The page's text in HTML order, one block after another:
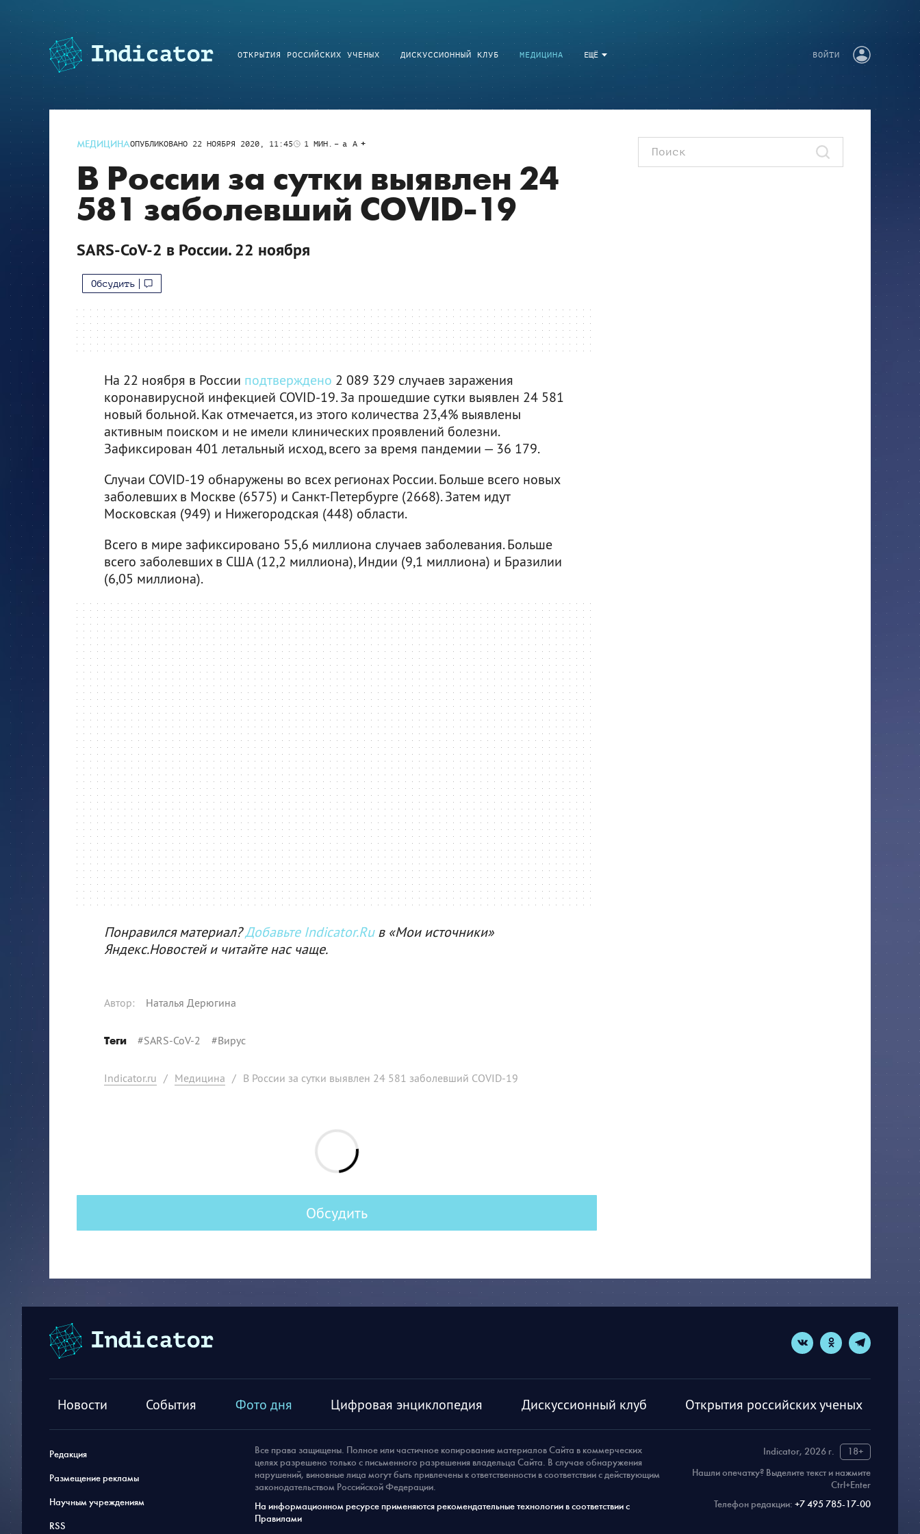
ЕЩЁ
ОТКРЫТИЯ РОССИЙСКИХ УЧЕНЫХ ДИСКУССИОННЫЙ КЛУБ МЕДИЦИНА ВОЙТИ
МЕДИЦИНАОПУБЛИКОВАНО 22 НОЯБРЯ 2020, 11:45 1 МИН. a A
В России за сутки выявлен 24
581 заболевший COVID-19
SARS-CoV-2 в России. 22 ноября
Обсудить
На 22 ноября в России подтверждено 2 089 329 случаев заражения
коронавирусной инфекцией COVID-19. За прошедшие сутки выявлен 24 581
новый больной. Как отмечается, из этого количества 23,4% выявлены
активным поиском и не имели клинических проявлений болезни.
Зафиксирован 401 летальный исход, всего за время пандемии — 36 179.
Случаи COVID-19 обнаружены во всех регионах России. Больше всего новых
заболевших в Москве (6575) и Санкт-Петербурге (2668). Затем идут
Московская (949) и Нижегородская (448) области.
Всего в мире зафиксировано 55,6 миллиона случаев заболевания. Больше
всего заболевших в США (12,2 миллиона), Индии (9,1 миллиона) и Бразилии
(6,05 миллиона).
Понравился материал?Добавьте Indicator.Ruв «Мои источники»
Яндекс.Новостей и читайте нас чаще.
Автор: Наталья Дерюгина
Теги #SARS-CoV-2 #Вирус
Indicator.ru / Медицина / В России за сутки выявлен 24 581 заболевший COVID-19
Обсудить
Новости События Фото дня Цифровая энциклопедия Дискуссионный клуб Открытия российских ученых
Редакция
Размещение рекламы
Научным учреждениям
RSS
Indicator, 2026 г.
18+
Нашли опечатку? Выделите текст и нажмите
Ctrl+Enter
Телефон редакции: +7 495 785-17-00
Все права защищены. Полное или частичное копирование материалов Сайта в коммерческих
целях разрешено только с письменного разрешения владельца Сайта. В случае обнаружения
нарушений, виновные лица могут быть привлечены к ответственности в соответствии с действующим
законодательством Российской Федерации.
На информационном ресурсе применяются рекомендательные технологии в соответствии с
Правилами